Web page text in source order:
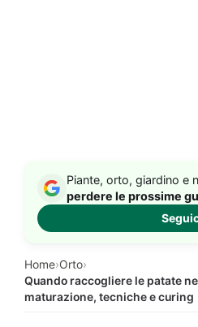
Home›Orto›
Quando raccogliere le patate
maturazione, tecniche e curing
Piante, orto, giardino e
perdere le prossime